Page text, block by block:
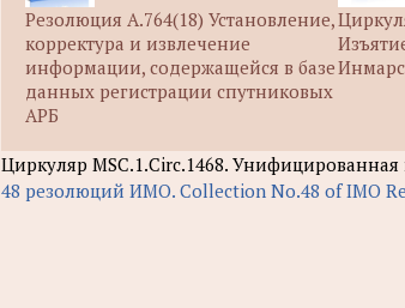
Резолюция А.764(18) Установление,
корректура и извлечение
информации, содержащейся в базе
данных регистрации спутниковых
АРБ
Циркуляр MSC.1.Circ.1468.
48 резолюций ИМО. Collection No.48 of IMO